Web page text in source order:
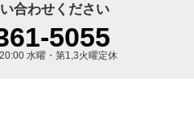
合わせください
5055
水曜・第1,3火曜定休